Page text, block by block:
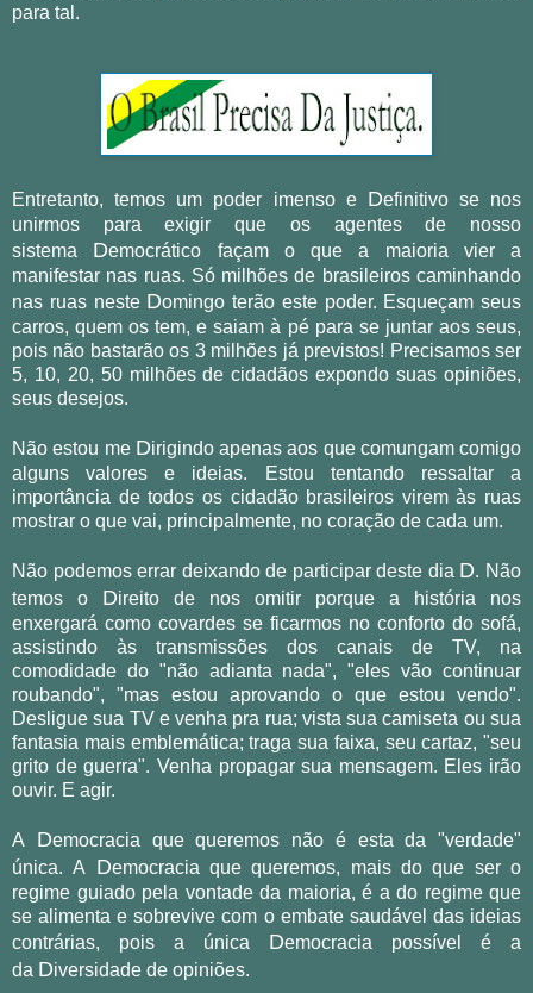
para tal.
Entretanto, temos um poder imenso e Definitivo se nos
unirmos para exigir que os agentes de nosso
sistema Democrático façam o que a maioria vier a
manifestar nas ruas. Só milhões de brasileiros caminhando
nas ruas neste Domingo terão este poder. Esqueçam seus
carros, quem os tem, e saiam à pé para se juntar aos seus,
pois não bastarão os 3 milhões já previstos! Precisamos ser
5, 10, 20, 50 milhões de cidadãos expondo suas opiniões,
seus desejos.
Não estou me Dirigindo apenas aos que comungam comigo
alguns valores e ideias. Estou tentando ressaltar a
importância de todos os cidadão brasileiros virem às ruas
mostrar o que vai, principalmente, no coração de cada um.
Não podemos errar deixando de participar deste dia D. Não
temos o Direito de nos omitir porque a história nos
enxergará como covardes se ficarmos no conforto do sofá,
assistindo às transmissões dos canais de TV, na
comodidade do "não adianta nada", "eles vão continuar
roubando", "mas estou aprovando o que estou vendo".
Desligue sua TV e venha pra rua; vista sua camiseta ou sua
fantasia mais emblemática; traga sua faixa, seu cartaz, "seu
grito de guerra". Venha propagar sua mensagem. Eles irão
ouvir. E agir.
A Democracia que queremos não é esta da "verdade"
única.A Democracia que queremos, mais do que ser o
regime guiado pela vontade da maioria, é a do regime que
se alimenta e sobrevive com o embate saudável das ideias
contrárias, pois a única Democracia possível é a
da Diversidade de opiniões.